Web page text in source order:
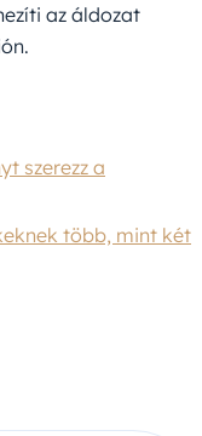
az áldozat
szerezz a
több, mint két